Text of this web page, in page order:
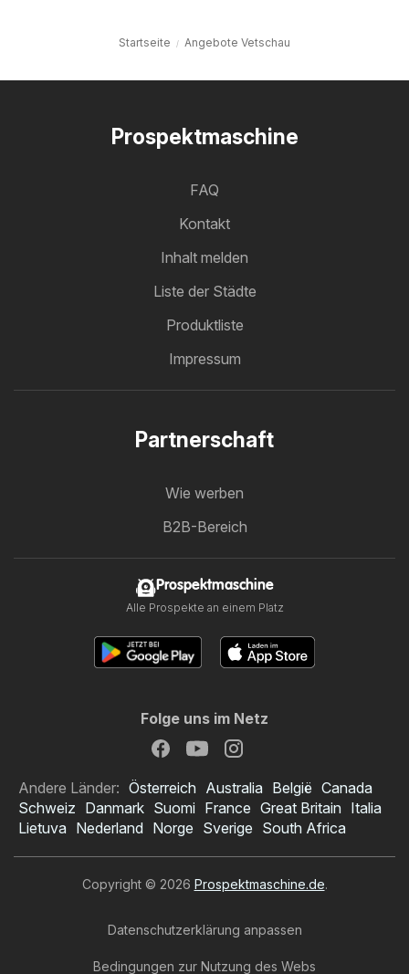
Startseite Angebote Vetschau
Prospektmaschine
FAQ
Kontakt
Inhalt melden
Liste der Städte
Produktliste
Impressum
Partnerschaft
Wie werben
B2B-Bereich
Prospektmaschine
Alle Prospekte an einem Platz
Folge uns im Netz
Andere Länder: Österreich Australia België Canada
Schweiz Danmark Suomi France Great Britain Italia
Lietuva Nederland Norge Sverige South Africa
Copyright © 2026 Prospektmaschine.de.
Datenschutzerklärung anpassen
Bedingungen zur Nutzung des Webs